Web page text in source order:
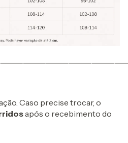
Caso precise trocar, o
após o recebimento do